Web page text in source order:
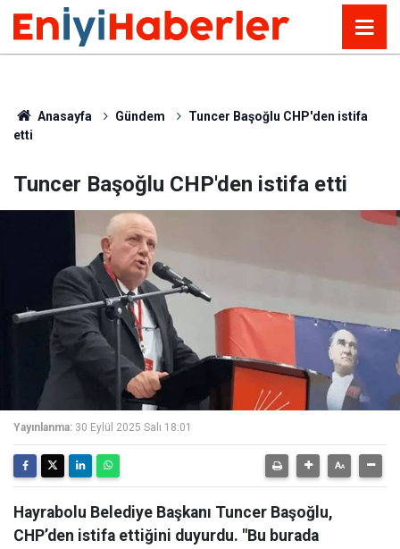
Anasayfa Gündem
Tuncer Başoğlu CHP'den istifa
etti
Tuncer Başoğlu CHP'den istifa etti
Yayınlanma: 30 Eylül 2025 Salı 18:01
Hayrabolu Belediye Başkanı Tuncer Başoğlu,
CHP’den istifa ettiğini duyurdu. "Bu burada